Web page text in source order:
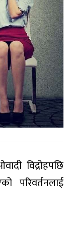
विद्रोहपछि
परिवर्तनलाई